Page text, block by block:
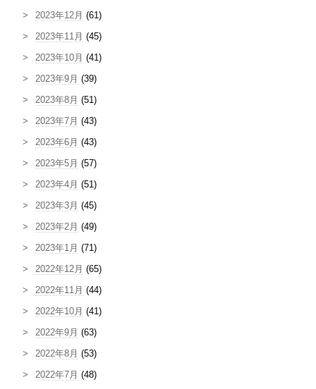
2023年12月 (61)
2023年11月 (45)
2023年10月 (41)
2023年9月 (39)
2023年8月 (51)
2023年7月 (43)
2023年6月 (43)
2023年5月 (57)
2023年4月 (51)
2023年3月 (45)
2023年2月 (49)
2023年1月 (71)
2022年12月 (65)
2022年11月 (44)
2022年10月 (41)
2022年9月 (63)
2022年8月 (53)
2022年7月 (48)